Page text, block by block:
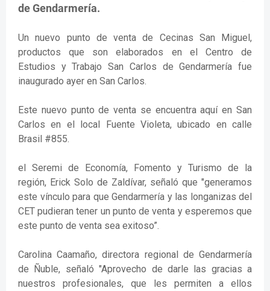
de Gendarmería.
Un nuevo punto de venta de Cecinas San Miguel,
productos que son elaborados en el Centro de
Estudios y Trabajo San Carlos de Gendarmería fue
inaugurado ayer en San Carlos.
Este nuevo punto de venta se encuentra aquí en San
Carlos en el local Fuente Violeta, ubicado en calle
Brasil #855.
el Seremi de Economía, Fomento y Turismo de la
región, Erick Solo de Zaldívar, señaló que "generamos
este vínculo para que Gendarmería y las longanizas del
CET pudieran tener un punto de venta y esperemos que
este punto de venta sea exitoso”.
Carolina Caamaño, directora regional de Gendarmería
de Ñuble, señaló "Aprovecho de darle las gracias a
nuestros profesionales, que les permiten a ellos